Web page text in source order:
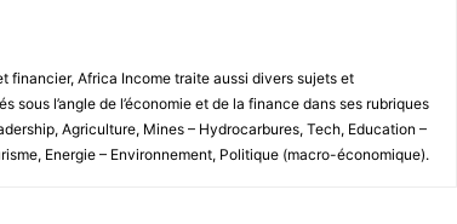
financier, Africa Income traite aussi divers sujets et
sous l’angle de l’économie et de la finance dans ses rubriques
Agriculture, Mines – Hydrocarbures, Tech, Education –
Energie – Environnement, Politique (macro-économique).